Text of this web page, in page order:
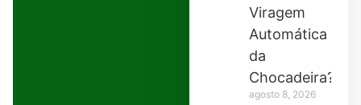
Viragem
Automática
da
Chocadeira?
agosto 8, 2026